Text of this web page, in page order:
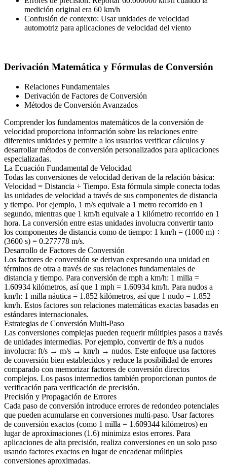
medición original era 60 km/h
Confusión de contexto: Usar unidades de velocidad
automotriz para aplicaciones de velocidad del viento
Derivación Matemática y Fórmulas de Conversión
Relaciones Fundamentales
Derivación de Factores de Conversión
Métodos de Conversión Avanzados
Comprender los fundamentos matemáticos de la conversión de
velocidad proporciona información sobre las relaciones entre
diferentes unidades y permite a los usuarios verificar cálculos y
desarrollar métodos de conversión personalizados para aplicaciones
especializadas.
La Ecuación Fundamental de Velocidad
Todas las conversiones de velocidad derivan de la relación básica:
Velocidad = Distancia ÷ Tiempo. Esta fórmula simple conecta todas
las unidades de velocidad a través de sus componentes de distancia
y tiempo. Por ejemplo, 1 m/s equivale a 1 metro recorrido en 1
segundo, mientras que 1 km/h equivale a 1 kilómetro recorrido en 1
hora. La conversión entre estas unidades involucra convertir tanto
los componentes de distancia como de tiempo: 1 km/h = (1000 m) ÷
(3600 s) = 0.277778 m/s.
Desarrollo de Factores de Conversión
Los factores de conversión se derivan expresando una unidad en
términos de otra a través de sus relaciones fundamentales de
distancia y tiempo. Para conversión de mph a km/h: 1 milla =
1.60934 kilómetros, así que 1 mph = 1.60934 km/h. Para nudos a
km/h: 1 milla náutica = 1.852 kilómetros, así que 1 nudo = 1.852
km/h. Estos factores son relaciones matemáticas exactas basadas en
estándares internacionales.
Estrategias de Conversión Multi-Paso
Las conversiones complejas pueden requerir múltiples pasos a través
de unidades intermedias. Por ejemplo, convertir de ft/s a nudos
involucra: ft/s → m/s → km/h → nudos. Este enfoque usa factores
de conversión bien establecidos y reduce la posibilidad de errores
comparado con memorizar factores de conversión directos
complejos. Los pasos intermedios también proporcionan puntos de
verificación para verificación de precisión.
Precisión y Propagación de Errores
Cada paso de conversión introduce errores de redondeo potenciales
que pueden acumularse en conversiones multi-paso. Usar factores
de conversión exactos (como 1 milla = 1.609344 kilómetros) en
lugar de aproximaciones (1.6) minimiza estos errores. Para
aplicaciones de alta precisión, realiza conversiones en un solo paso
usando factores exactos en lugar de encadenar múltiples
conversiones aproximadas.